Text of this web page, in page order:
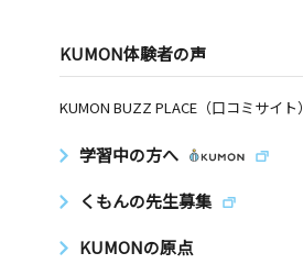
KUMON体験者の声
KUMON BUZZ PLACE（口コミサイト）
学習中の方へ
くもんの先生募集
KUMONの原点